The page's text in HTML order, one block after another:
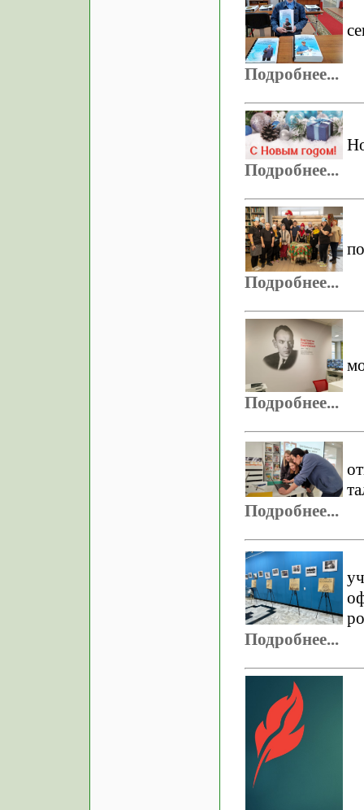
Подробнее...
Подробнее...
Подробнее...
Подробнее...
Подробнее...
Подробнее...